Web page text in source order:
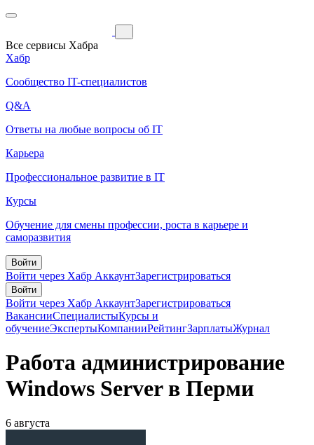
Все сервисы Хабра
Хабр
Сообщество IT-специалистов
Q&A
Ответы на любые вопросы об IT
Карьера
Профессиональное развитие в IT
Курсы
Обучение для смены профессии, роста в карьере и
саморазвития
Войти
Войти через Хабр АккаунтЗарегистрироваться
Войти
Войти через Хабр АккаунтЗарегистрироваться
ВакансииСпециалистыКурсы и
обучениеЭкспертыКомпанииРейтингЗарплатыЖурнал
Работа администрирование
Windows Server в Перми
6 августа